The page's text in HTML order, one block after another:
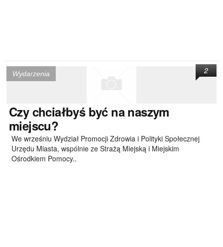
Wydarzenia
Czychciałbyś być na naszym
miejscu?
We wrześniu Wydział Promocji Zdrowia i Polityki Społecznej
Urzędu Miasta, wspólnie ze Strażą Miejską i Miejskim
Ośrodkiem Pomocy..
2